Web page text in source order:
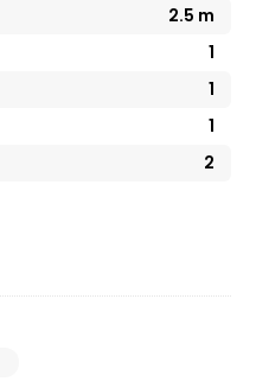
2.5 m
1
1
1
2